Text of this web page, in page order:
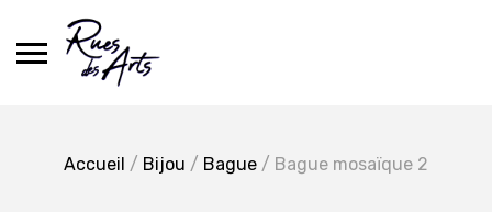
Accueil / Bijou / Bague / Bague mosaïque 2